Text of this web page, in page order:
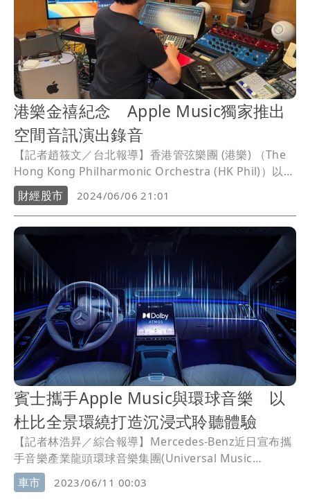
港樂金禧紀念 Apple Music獨家推出
空間音訊演出錄音
【記者趙筱文／台北報導】香港管弦樂團 (港樂) （The
Hong Kong Philharmonic Orchestra (HK Phil)）以香
港為家，自1974年職業化後，致力為歡眾帶來更多元的
曲目，廣邀國際知名的指揮家和音樂家合作，及在世界
各地巡演。
財經股市 2024/06/06 21:01
賓士攜手Apple Music與環球音樂 以
杜比全景環繞打造沉浸式聆聽體驗
【記者林浩昇／綜合報導】Mercedes-Benz近日宣布攜
手音樂產業龍頭環球音樂集團(Universal Music
Group)，與
度的聽覺饗宴，將在Mercedes-Benz車款上導入Dolby
車市 2023/06/11 00:03